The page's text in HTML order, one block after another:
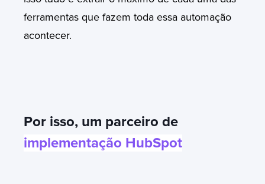
ferramentas que fazem toda essa automação
acontecer.
Por isso, um parceiro de
implementação HubSpot